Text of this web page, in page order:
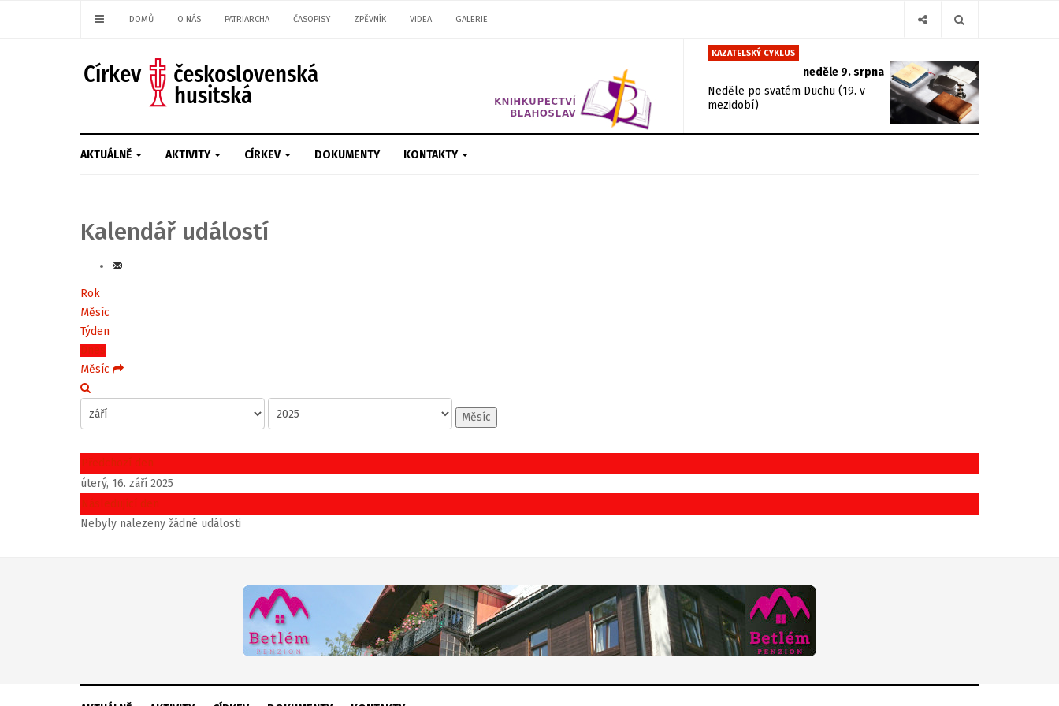
DOMŮ O NÁS PATRIARCHA ČASOPISY ZPĚVNÍK VIDEA GALERIE
KAZATELSKÝ CYKLUS
neděle 9. srpna
Neděle po svatém Duchu (19. v
mezidobí)
AKTUÁLNĚ AKTIVITY CÍRKEV DOKUMENTY KONTAKTY
Kalendář událostí
Rok
Měsíc
Týden
Dnes
Měsíc
Měsíc
Předchozí den
úterý, 16. září 2025
Následující den
Nebyly nalezeny žádné události